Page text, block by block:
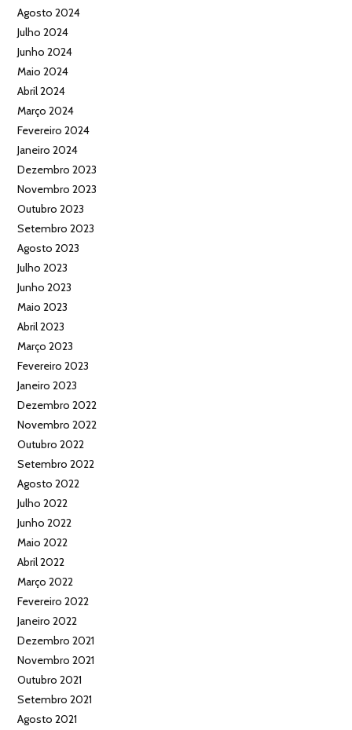
Agosto 2024
Julho 2024
Junho 2024
Maio 2024
Abril 2024
Março 2024
Fevereiro 2024
Janeiro 2024
Dezembro 2023
Novembro 2023
Outubro 2023
Setembro 2023
Agosto 2023
Julho 2023
Junho 2023
Maio 2023
Abril 2023
Março 2023
Fevereiro 2023
Janeiro 2023
Dezembro 2022
Novembro 2022
Outubro 2022
Setembro 2022
Agosto 2022
Julho 2022
Junho 2022
Maio 2022
Abril 2022
Março 2022
Fevereiro 2022
Janeiro 2022
Dezembro 2021
Novembro 2021
Outubro 2021
Setembro 2021
Agosto 2021